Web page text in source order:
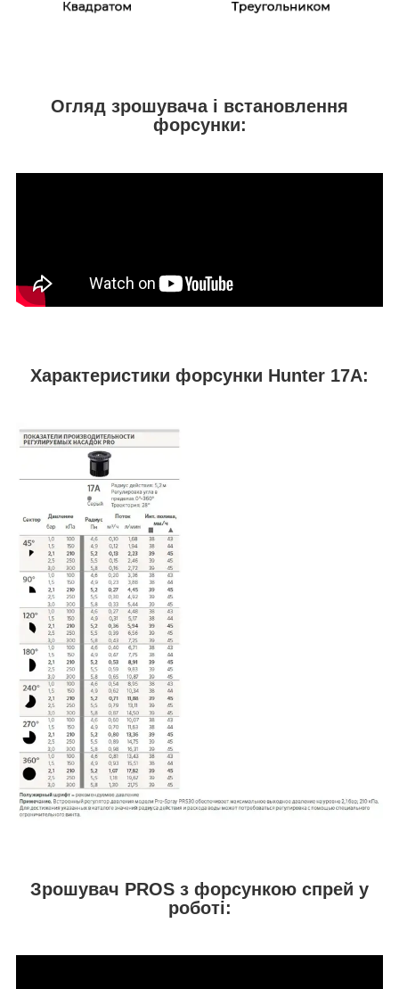
Огляд зрошувача і встановлення
форсунки:
Характеристики форсунки Hunter 17A:
Зрошувач PROS з форсункою спрей у
роботі: